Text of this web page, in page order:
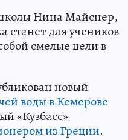
Нина Майснер,
станет для учеников
смелые цели в
новый
воды в Кемерове
«Кузбасс»
из Греции.